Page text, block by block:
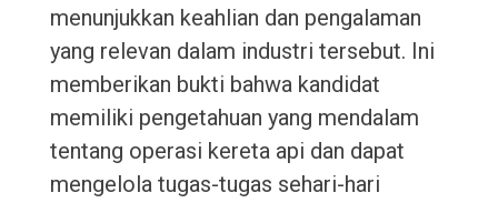
menunjukkan keahlian dan pengalaman
yang relevan dalam industri tersebut. Ini
memberikan bukti bahwa kandidat
memiliki pengetahuan yang mendalam
tentang operasi kereta api dan dapat
mengelola tugas-tugas sehari-hari